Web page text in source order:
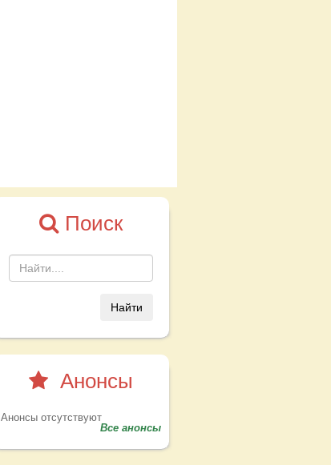
Поиск
Найти
Анонсы
Анонсы отсутствуют
Все анонсы